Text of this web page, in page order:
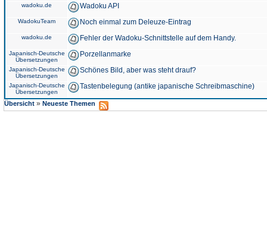
wadoku.de Wadoku API
WadokuTeam Noch einmal zum Deleuze-Eintrag
wadoku.de Fehler der Wadoku-Schnittstelle auf dem Handy.
Japanisch-Deutsche
Übersetzungen
Porzellanmarke
Japanisch-Deutsche
Übersetzungen
Schönes Bild, aber was steht drauf?
Japanisch-Deutsche
Übersetzungen
Tastenbelegung (antike japanische Schreibmaschine)
Übersicht » Neueste Themen